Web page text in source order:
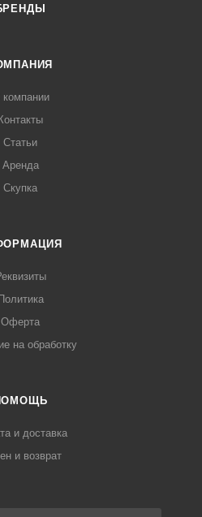
Контакты
Статьи
Аренда
Скупка
Политика
Оферта
на обработку
и доставка
и возврат